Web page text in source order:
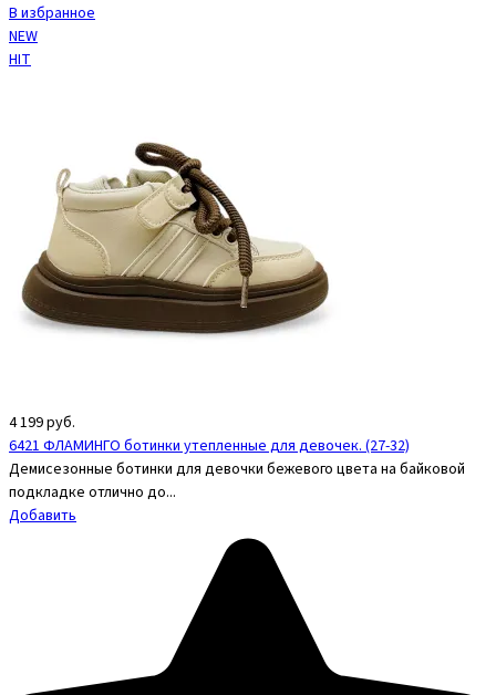
В избранное
NEW
HIT
4 199руб.
6421 ФЛАМИНГО ботинки утепленные для девочек. (27-32)
Демисезонные ботинки для девочки бежевого цвета на байковой
подкладке отлично до...
Добавить